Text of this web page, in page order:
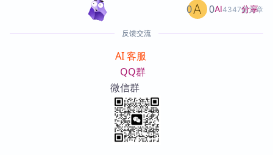
AI4347篇文章
0 0 分享
反馈交流
AI 客服
QQ群
微信群